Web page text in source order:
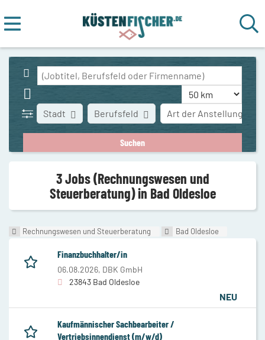
Stadt Art der Anstellung
Berufsfeld
3 Jobs (Rechnungswesen und
Steuerberatung) in Bad Oldesloe
Rechnungswesen und Steuerberatung Bad Oldesloe
Finanzbuchhalter/in
06.08.2026, DBK GmbH
23843 Bad Oldesloe
NEU
Kaufmännischer Sachbearbeiter /
Vertriebsinnendienst (m/w/d)